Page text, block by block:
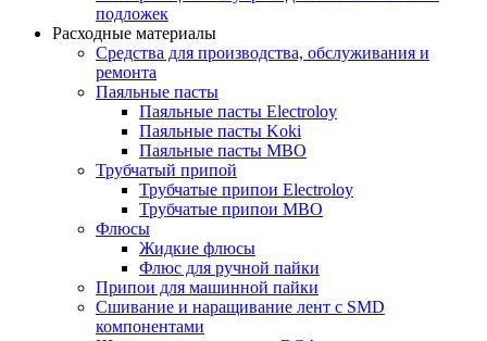
подложек
Расходные материалы
Средства для производства, обслуживания и
ремонта
Паяльные пасты
Паяльные пасты Electroloy
Паяльные пасты Koki
Паяльные пасты MBO
Трубчатый припой
Трубчатые припои Electroloy
Трубчатые припои MBO
Флюсы
Жидкие флюсы
Флюс для ручной пайки
Припои для машинной пайки
Сшивание и наращивание лент с SMD
компонентами